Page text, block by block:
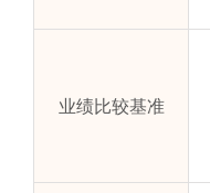
业绩比较基准